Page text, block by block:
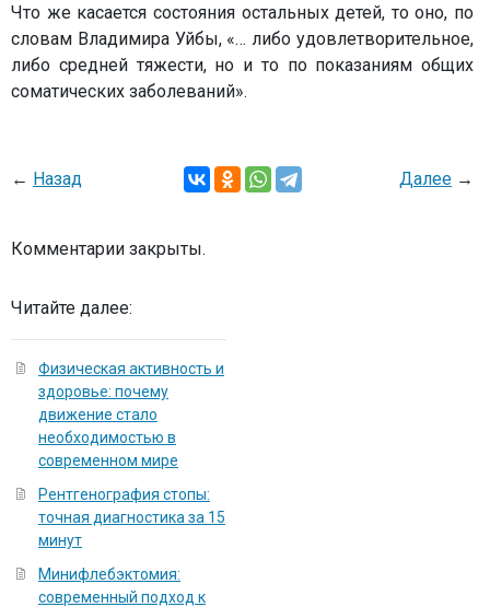
Что же касается состояния остальных детей, то оно, по
словам Владимира Уйбы, «… либо удовлетворительное,
либо средней тяжести, но и то по показаниям общих
соматических заболеваний».
← Назад Далее →
Комментарии закрыты.
Читайте далее:
Физическая активность и
здоровье: почему
движение стало
необходимостью в
современном мире
Рентгенография стопы:
точная диагностика за 15
минут
Минифлебэктомия:
современный подход к